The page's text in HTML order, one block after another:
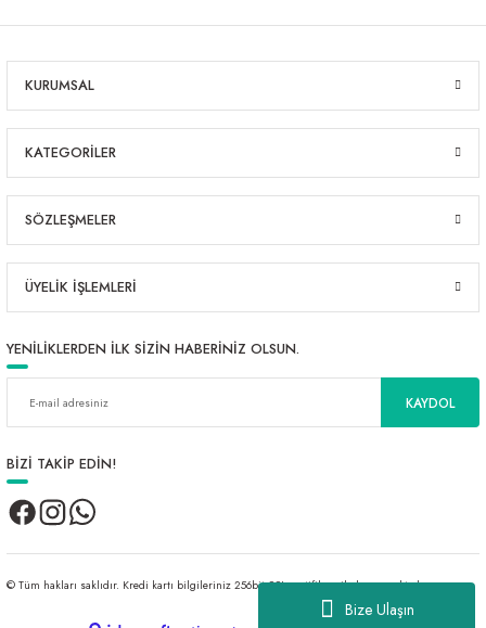
Bize Ulaşın
KURUMSAL
KATEGORİLER
SÖZLEŞMELER
ÜYELİK İŞLEMLERİ
YENİLİKLERDEN İLK SİZİN HABERİNİZ OLSUN.
KAYDOL
BİZİ TAKİP EDİN!
© Tüm hakları saklıdır. Kredi kartı bilgileriniz 256bit SSL sertifikası ile korunmaktadır.